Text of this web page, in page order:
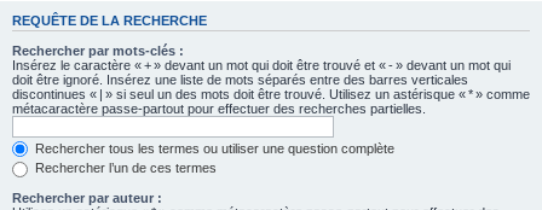
e
REQUÊTE DE LA RECHERCHE
Rechercher par mots-clés :
Insérez le caractère « + » devant un mot qui doit être trouvé et « - » devant un mot qui
doit être ignoré. Insérez une liste de mots séparés entre des barres verticales
discontinues « | » si seul un des mots doit être trouvé. Utilisez un astérisque « * » comme
métacaractère passe-partout pour effectuer des recherches partielles.
Rechercher tous les termes ou utiliser une question complète
Rechercher l’un de ces termes
Rechercher par auteur :